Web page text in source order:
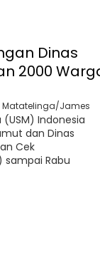
Matatelinga/James
Indonesia
dan Dinas
Cek
sampai Rabu